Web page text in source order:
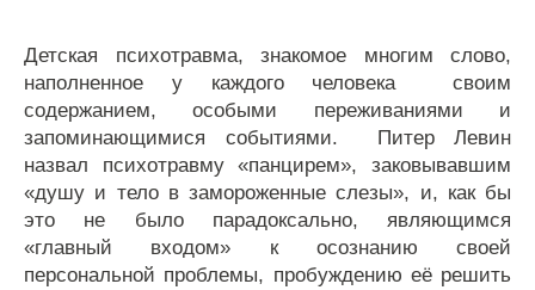
Детская психотравма, знакомое многим слово,
наполненное у каждого человека своим
содержанием, особыми переживаниями и
запоминающимися событиями. Питер Левин
назвал психотравму «панцирем», заковывавшим
«душу и тело в замороженные слезы», и, как бы
это не было парадоксально, являющимся
«главный входом» к осознанию своей
персональной проблемы, пробуждению её решить